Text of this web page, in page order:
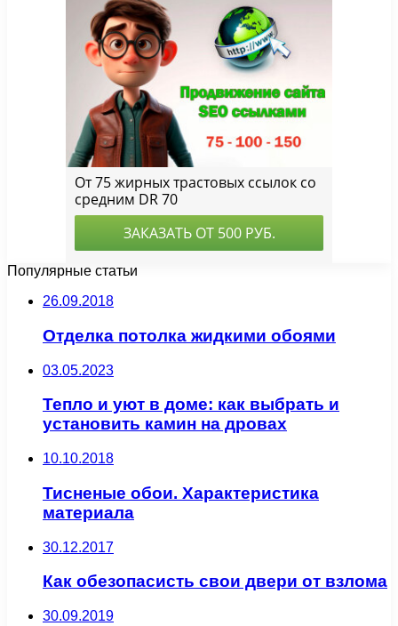
Популярные статьи
26.09.2018
Отделка потолка жидкими обоями
03.05.2023
Тепло и уют в доме: как выбрать и
установить камин на дровах
10.10.2018
Тисненые обои. Характеристика
материала
30.12.2017
Как обезопасисть свои двери от взлома
30.09.2019